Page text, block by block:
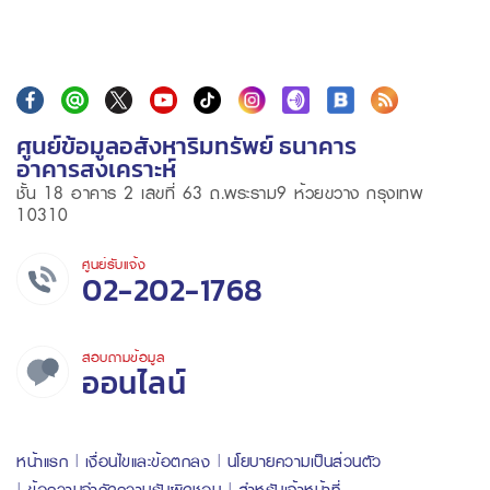
ศูนย์ข้อมูลอสังหาริมทรัพย์ ธนาคาร
อาคารสงเคราะห์
ชั้น 18 อาคาร 2 เลขที่ 63 ถ.พระราม9 ห้วยขวาง กรุงเทพ
10310
ศูนย์รับแจ้ง
02-202-1768
สอบถามข้อมูล
ออนไลน์
หน้าแรก เงื่อนไขและข้อตกลง
นโยบายความเป็นส่วนตัว